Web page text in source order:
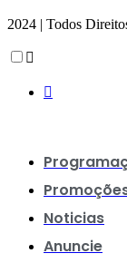
2024 | Todos
Noticias
Anuncie